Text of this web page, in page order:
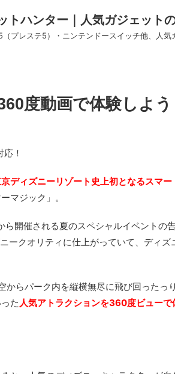
トハンター｜人気ガジェット
（プレステ5）・ニンテンドースイッチ他、人気
度動画で体験しよう
！
ディズニーリゾート史上初となるスマ
マジック」。
開催される夏のスペシャルイベントの
ークオリティに仕上がっていて、ディズ
らパーク内を縦横無尽に飛び回ったっ
た 人気アトラクションを360度ビューで